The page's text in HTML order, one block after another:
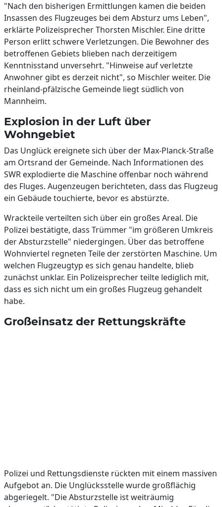
"Nach den bisherigen Ermittlungen kamen die beiden
Insassen des Flugzeuges bei dem Absturz ums Leben",
erklärte Polizeisprecher Thorsten Mischler. Eine dritte
Person erlitt schwere Verletzungen. Die Bewohner des
betroffenen Gebiets blieben nach derzeitigem
Kenntnisstand unversehrt. "Hinweise auf verletzte
Anwohner gibt es derzeit nicht", so Mischler weiter. Die
rheinland-pfälzische Gemeinde liegt südlich von
Mannheim.
Explosion in der Luft über
Wohngebiet
Das Unglück ereignete sich über der Max-Planck-Straße
am Ortsrand der Gemeinde. Nach Informationen des
SWR explodierte die Maschine offenbar noch während
des Fluges. Augenzeugen berichteten, dass das Flugzeug
ein Gebäude touchierte, bevor es abstürzte.
Wrackteile verteilten sich über ein großes Areal. Die
Polizei bestätigte, dass Trümmer "im größeren Umkreis
der Absturzstelle" niedergingen. Über das betroffene
Wohnviertel regneten Teile der zerstörten Maschine. Um
welchen Flugzeugtyp es sich genau handelte, blieb
zunächst unklar. Ein Polizeisprecher teilte lediglich mit,
dass es sich nicht um ein großes Flugzeug gehandelt
habe.
Großeinsatz der Rettungskräfte
Polizei und Rettungsdienste rückten mit einem massiven
Aufgebot an. Die Unglücksstelle wurde großflächig
abgeriegelt. "Die Absturzstelle ist weiträumig